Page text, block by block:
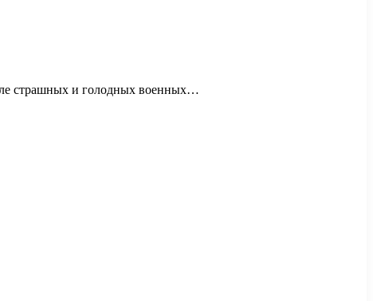
страшных и голодных военных…